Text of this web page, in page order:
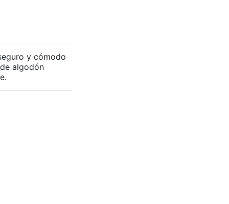
y cómodo
algodón